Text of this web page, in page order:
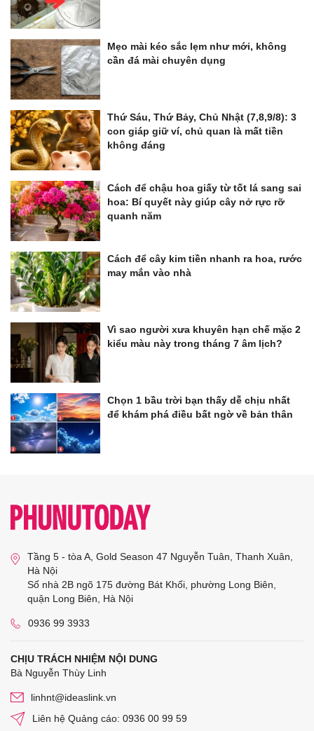
Mẹo mài kéo sắc lẹm như mới, không
cần đá mài chuyên dụng
Thứ Sáu, Thứ Bảy, Chủ Nhật (7,8,9/8): 3
con giáp giữ ví, chủ quan là mất tiền
không đáng
Cách để chậu hoa giấy từ tốt lá sang sai
hoa: Bí quyết này giúp cây nở rực rỡ
quanh năm
Cách để cây kim tiền nhanh ra hoa, rước
may mắn vào nhà
Vì sao người xưa khuyên hạn chế mặc 2
kiểu màu này trong tháng 7 âm lịch?
Chọn 1 bầu trời bạn thấy dễ chịu nhất
để khám phá điều bất ngờ về bản thân
Tầng 5 - tòa A, Gold Season 47 Nguyễn Tuân, Thanh Xuân,
Hà Nội
Số nhà 2B ngõ 175 đường Bát Khối, phường Long Biên,
quận Long Biên, Hà Nội
0936 99 3933
CHỊU TRÁCH NHIỆM NỘI DUNG
Bà Nguyễn Thùy Linh
linhnt@ideaslink.vn
Liên hệ Quảng cáo: 0936 00 99 59